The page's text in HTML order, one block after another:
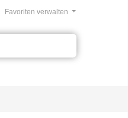
Favoriten verwalten